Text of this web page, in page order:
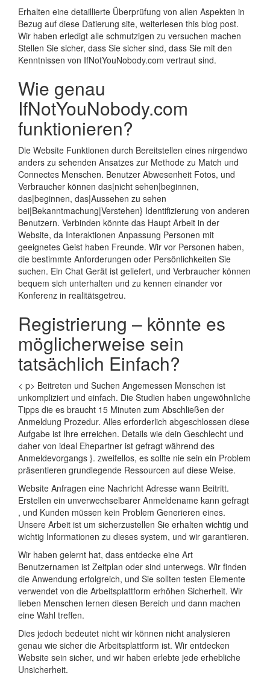
Erhalten eine detaillierte Überprüfung von allen Aspekten in
Bezug auf diese Datierung site, weiterlesen this blog post.
Wir haben erledigt alle schmutzigen zu versuchen machen
Stellen Sie sicher, dass Sie sicher sind, dass Sie mit den
Kenntnissen von IfNotYouNobody.com vertraut sind.
Wie genau
IfNotYouNobody.com
funktionieren?
Die Website Funktionen durch Bereitstellen eines nirgendwo
anders zu sehenden Ansatzes zur Methode zu Match und
Connectes Menschen. Benutzer Abwesenheit Fotos, und
Verbraucher können das|nicht sehen|beginnen,
das|beginnen, das|Aussehen zu sehen
bei|Bekanntmachung|Verstehen} Identifizierung von anderen
Benutzern. Verbinden könnte das Haupt Arbeit in der
Website, da Interaktionen Anpassung Personen mit
geeignetes Geist haben Freunde. Wir vor Personen haben,
die bestimmte Anforderungen oder Persönlichkeiten Sie
suchen. Ein Chat Gerät ist geliefert, und Verbraucher können
bequem sich unterhalten und zu kennen einander vor
Konferenz in realitätsgetreu.
Registrierung – könnte es
möglicherweise sein
tatsächlich Einfach?
< p> Beitreten und Suchen Angemessen Menschen ist
unkompliziert und einfach. Die Studien haben ungewöhnliche
Tipps die es braucht 15 Minuten zum Abschließen der
Anmeldung Prozedur. Alles erforderlich abgeschlossen diese
Aufgabe ist Ihre erreichen. Details wie dein Geschlecht und
daher von ideal Ehepartner ist gefragt während des
Anmeldevorgangs }. zweifellos, es sollte nie sein ein Problem
präsentieren grundlegende Ressourcen auf diese Weise.
Website Anfragen eine Nachricht Adresse wann Beitritt.
Erstellen ein unverwechselbarer Anmeldename kann gefragt
, und Kunden müssen kein Problem Generieren eines.
Unsere Arbeit ist um sicherzustellen Sie erhalten wichtig und
wichtig Informationen zu dieses system, und wir garantieren.
Wir haben gelernt hat, dass entdecke eine Art
Benutzernamen ist Zeitplan oder sind unterwegs. Wir finden
die Anwendung erfolgreich, und Sie sollten testen Elemente
verwendet von die Arbeitsplattform erhöhen Sicherheit. Wir
lieben Menschen lernen diesen Bereich und dann machen
eine Wahl treffen.
Dies jedoch bedeutet nicht wir können nicht analysieren
genau wie sicher die Arbeitsplattform ist. Wir entdecken
Website sein sicher, und wir haben erlebte jede erhebliche
Unsicherheit.